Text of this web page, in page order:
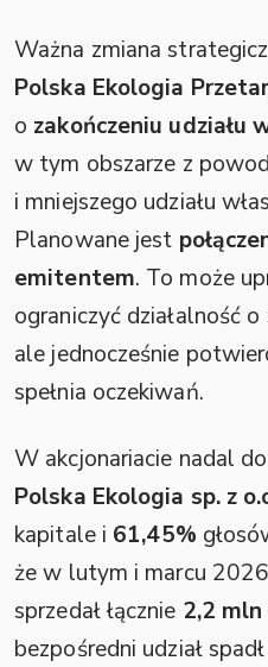
Ważna zmiana
Polska Ekologia
o zakończeniu udziału
w tym obszarze z
i mniejszego udziału
Planowane jest
emitentem. To może
ograniczyć działalność o
ale jednocześnie
spełnia oczekiwań.
W akcjonariacie nadal
Polska Ekologia sp. z
kapitale i 61,45%
że w lutym i marcu
sprzedał łącznie 2,2 mln
bezpośredni udział